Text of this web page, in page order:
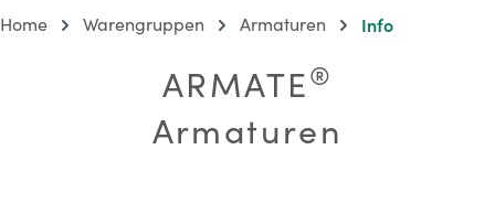
Home Warengruppen Armaturen Info
ARMATE®
Armaturen